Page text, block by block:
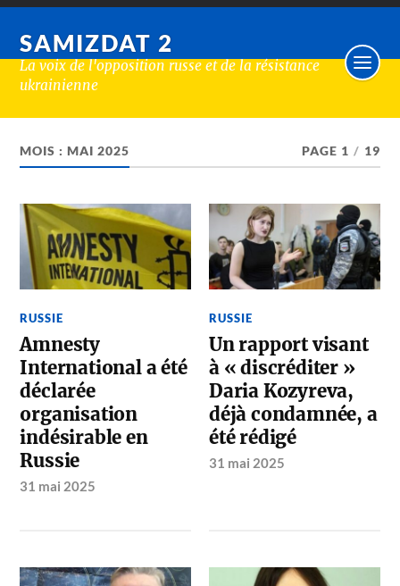
SAMIZDAT 2
La voix de l'opposition russe et de la résistance
ukrainienne
MOIS :MAI 2025 PAGE 1 / 19
RUSSIE
Amnesty
International a été
déclarée
organisation
indésirable en
Russie
31 mai 2025
RUSSIE
Un rapport visant
à « discréditer »
Daria Kozyreva,
déjà condamnée, a
été rédigé
31 mai 2025